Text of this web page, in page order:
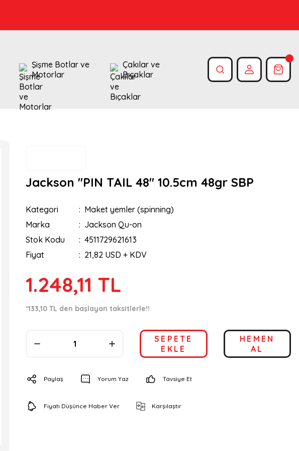
Şişme Botlar ve
Motorlar
Çakılar ve
Bıçaklar
Jackson ''PIN TAIL 48'' 10.5cm 48gr SBP
Kategori
Maket yemler (spinning)
Marka
Jackson Qu-on
Stok Kodu
4511729621613
Fiyat
21,82 USD + KDV
1.248,11 TL
*133,10 TL den başlayan taksitlerle!!
SEPETE
EKLE
HEMEN
AL
Paylaş Yorum Yaz Tavsiye Et
Fiyatı Düşünce Haber Ver Karşılaştır